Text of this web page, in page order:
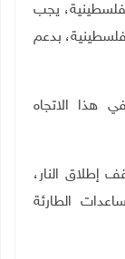
يجب
بدعم
هذا الاتجاه
إطلاق النار،
الطارئة